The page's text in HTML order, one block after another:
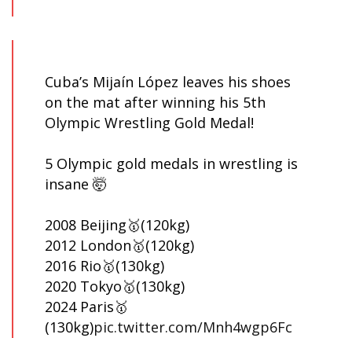
Cuba’s Mijaín López leaves his shoes
on the mat after winning his 5th
Olympic Wrestling Gold Medal!
5 Olympic gold medals in wrestling is
insane 🤯
2008 Beijing🥇(120kg)
2012 London🥇(120kg)
2016 Rio🥇(130kg)
2020 Tokyo🥇(130kg)
2024 Paris🥇
(130kg)pic.twitter.com/Mnh4wgp6Fc